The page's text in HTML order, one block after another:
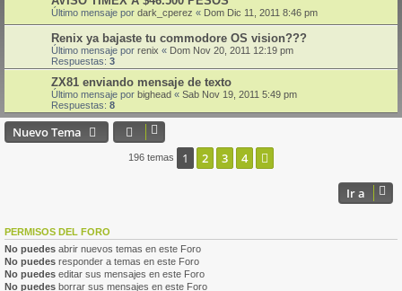
Último mensaje por dark_cperez « Dom Dic 11, 2011 8:46 pm
Renix ya bajaste tu commodore OS vision???
Último mensaje por renix « Dom Nov 20, 2011 12:19 pm
Respuestas: 3
ZX81 enviando mensaje de texto
Último mensaje por bighead « Sab Nov 19, 2011 5:49 pm
Respuestas: 8
Nuevo Tema
196 temas 1 2 3 4
Ir a
PERMISOS DEL FORO
No puedes abrir nuevos temas en este Foro
No puedes responder a temas en este Foro
No puedes editar sus mensajes en este Foro
No puedes borrar sus mensajes en este Foro